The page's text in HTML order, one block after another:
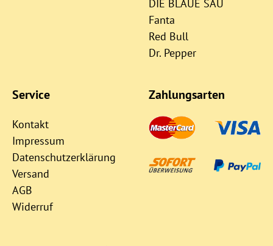
DIE BLAUE SAU
Fanta
Red Bull
Dr. Pepper
Service
Kontakt
Impressum
Datenschutzerklärung
Versand
AGB
Widerruf
Zahlungsarten